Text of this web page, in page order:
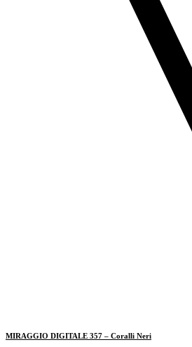
MIRAGGIO DIGITALE 357 – Coralli Neri